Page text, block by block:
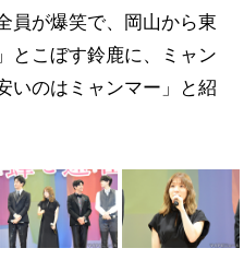
員が爆笑で、岡山から東
とこぼす鈴鹿に、ミャン
いのはミャンマー」と紹